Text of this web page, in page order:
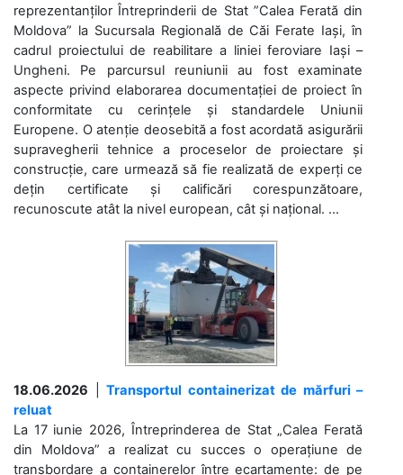
reprezentanților Întreprinderii de Stat ”Calea Ferată din
Moldova” la Sucursala Regională de Căi Ferate Iași, în
cadrul proiectului de reabilitare a liniei feroviare Iași –
Ungheni. Pe parcursul reuniunii au fost examinate
aspecte privind elaborarea documentației de proiect în
conformitate cu cerințele și standardele Uniunii
Europene. O atenție deosebită a fost acordată asigurării
supravegherii tehnice a proceselor de proiectare și
construcție, care urmează să fie realizată de experți ce
dețin certificate și calificări corespunzătoare,
recunoscute atât la nivel european, cât și național. ...
18.06.2026
Transportul containerizat de mărfuri –
reluat
La 17 iunie 2026, Întreprinderea de Stat „Calea Ferată
din Moldova” a realizat cu succes o operațiune de
transbordare a containerelor între ecartamente: de pe